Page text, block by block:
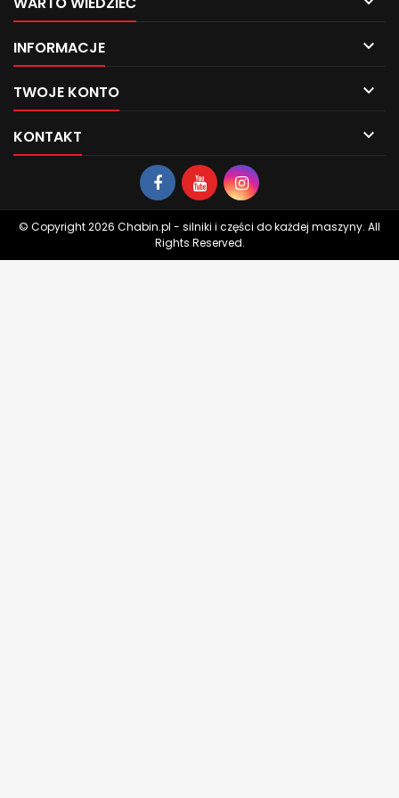
INFORMACJE 
TWOJE KONTO 
KONTAKT 
© Copyright 2026 Chabin.pl - silniki i części do każdej maszyny. All
Rights Reserved.